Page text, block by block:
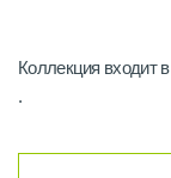
Коллекция входит
.